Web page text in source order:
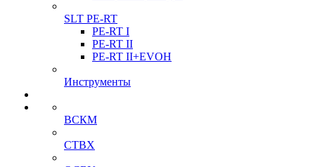
SLT PE-RT
PE-RT I
PE-RT II
PE-RT II+EVOH
Инструменты
ВСКМ
СТВХ